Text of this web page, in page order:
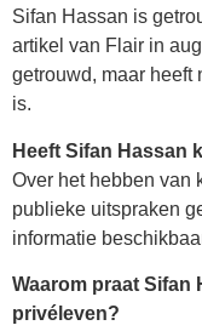
Sifan Hassan is
artikel van Flair in
getrouwd, maar heeft
is.
Heeft Sifan Hassan
Over het hebben van
publieke uitspraken
informatie
Waarom praat Sifan
privéleven?